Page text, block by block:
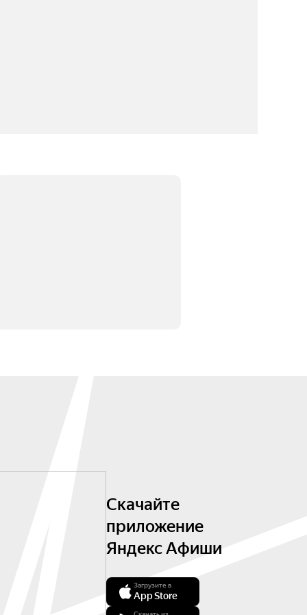
Скачайте
приложение
Яндекс Афиши
Загрузите в
App Store